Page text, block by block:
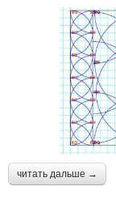
читать дальше →